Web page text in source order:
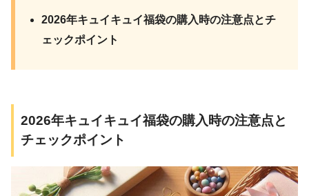
2026年キュイキュイ福袋の購入時の注意点とチ
ェックポイント
2026年キュイキュイ福袋の購入時の注意点と
チェックポイント